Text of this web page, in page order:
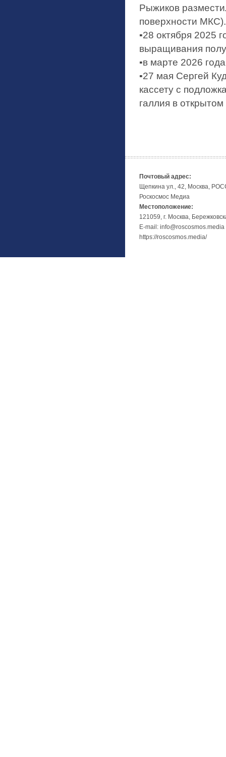
Рыжиков
поверхности МКС).
▪️28 октября 2025
выращивания
▪️в марте 2026
▪️27 мая Сергей
кассету с
галлия в
Почтовый адрес:
Щепкина ул., 42, Москва,
Роскосмос Медиа
Местоположение:
121059, г. Москва,
E-mail: info@roscosmos.media
https://roscosmos.media/